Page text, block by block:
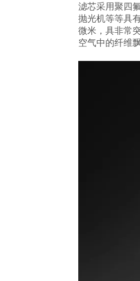
滤芯采用聚四
抛光机等等具
微米，具非常
空气中的纤维